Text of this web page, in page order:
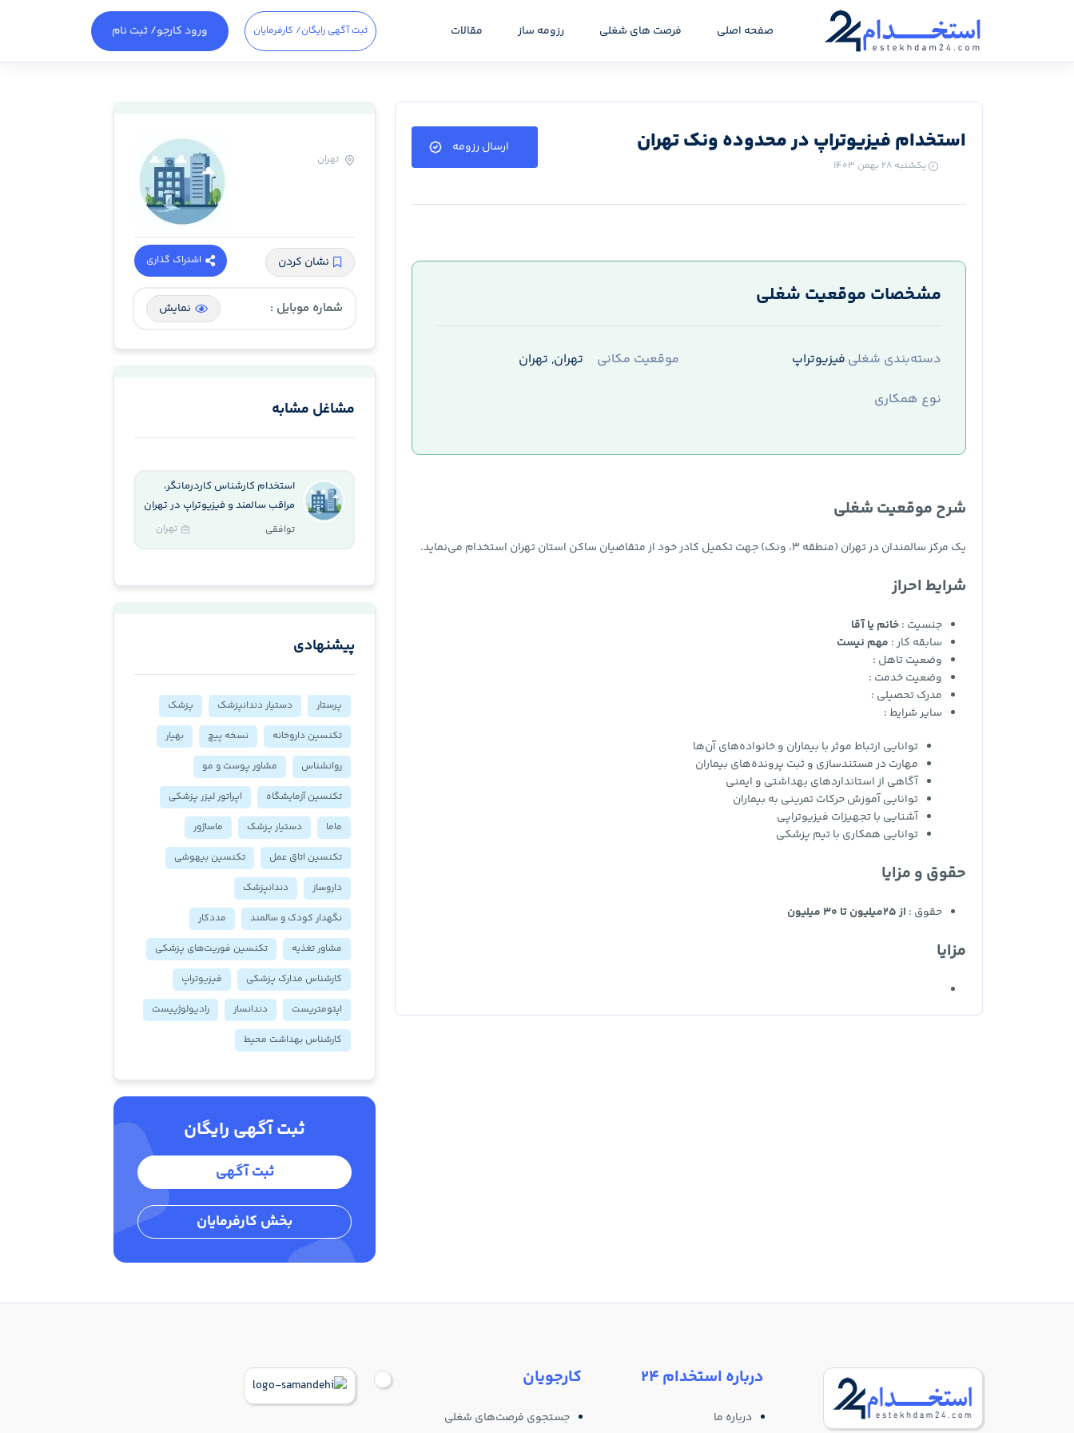
صفحه اصلی فرصت های شغلی رزومه ساز مقالات ثبت آگهی رایگان/ کارفرمایان ورود کارجو/ ثبت نام
استخدام فیزیوتراپ در محدوده ونک تهران
یکشنبه ۲۸ بهمن ۱۴۰۳
ارسال رزومه
مشخصات موقعیت شغلی
دسته‌بندی شغلی فیزیوتراپ موقعیت مکانی
تهران, تهران
نوع همکاری
شرح موقعیت شغلی
یک مرکز سالمندان در تهران (منطقه 3، ونک) جهت تکمیل کادر خود از متقاضیان ساکن استان تهران استخدام می‌نماید.
شرایط احراز
جنسیت :خانم یا آقا
سابقه کار : مهم نیست
وضعیت تاهل :
وضعیت خدمت :
مدرک تحصیلی :
سایر شرایط :
توانایی ارتباط موثر با بیماران و خانواده‌های آن‌ها
مهارت در مستندسازی و ثبت پرونده‌های بیماران
آگاهی از استانداردهای بهداشتی و ایمنی
توانایی آموزش حرکات تمرینی به بیماران
آشنایی با تجهیزات فیزیوتراپی
توانایی همکاری با تیم پزشکی
حقوق و مزایا
حقوق : از 25میلیون تا 30 میلیون
مزایا
تهران
نشان کردن اشتراک گذاری
شماره موبایل : نمایش
مشاغل مشابه
استخدام کارشناس کاردرمانگر،
مراقب سالمند و فیزیوتراپ در تهران
توافقی تهران
پیشنهادی
پرستار دستیار دندانپزشک
پزشک
تکنسین داروخانه
نسخه پیچ
بهیار
روانشناس
مشاور پوست و مو
تکنسین آزمایشگاه
اپراتور لیزر پزشکی
ماما
دستیار پزشک
ماساژور
تکنسین اتاق عمل
تکنسین بیهوشی
داروساز
دندانپزشک
نگهدار کودک و سالمند
مددکار
مشاور تغذیه
تکنسین فوریت‌های پزشکی
کارشناس مدارک پزشکی
فیزیوتراپ
اپتومتریست
دندانساز
رادیولوژییست
کارشناس بهداشت محیط
ثبت آگهی رایگان
ثبت آگهی
بخش کارفرمایان
درباره استخدام 24
درباره ما
کارجویان
جستجوی فرصت‌های شغلی